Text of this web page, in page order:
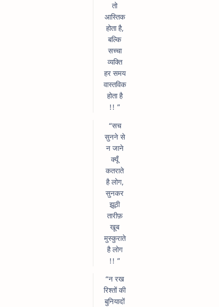
तो
आस्तिक
होता है,
बल्कि
सच्चा
व्यक्ति
हर समय
वास्तविक
होता है
!! ”
“सच
सुनने से
न जाने
क्यूँ
कतराते
है लोग,
सुनकर
झूठी
तारीफ़
खूब
मुस्कुराते
है लोग
!! ”
“न रख
रिश्तों की
बुनियादों